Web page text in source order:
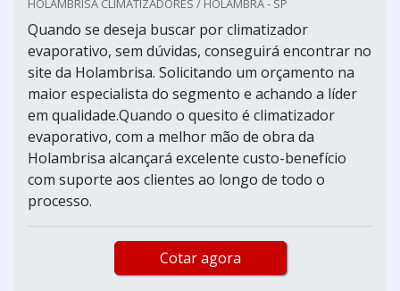
HOLAMBRISA CLIMATIZADORES / HOLAMBRA - SP
Quando se deseja buscar por climatizador
evaporativo, sem dúvidas, conseguirá encontrar no
site da Holambrisa. Solicitando um orçamento na
maior especialista do segmento e achando a líder
em qualidade.Quando o quesito é climatizador
evaporativo, com a melhor mão de obra da
Holambrisa alcançará excelente custo-benefício
com suporte aos clientes ao longo de todo o
processo.
Cotar agora